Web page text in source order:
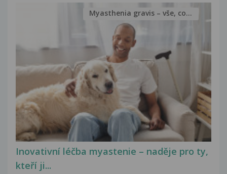
Inovativní léčba myastenie – naděje pro ty,
kteří ji...
Myasthenia gravis – vše, co...